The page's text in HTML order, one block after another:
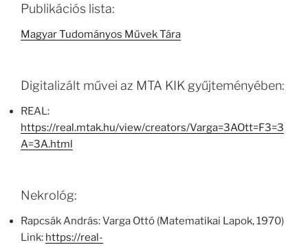
Publikációs lista:
Magyar Tudományos Művek Tára
Digitalizált művei az MTA KIK gyűjteményében:
REAL:
https://real.mtak.hu/view/creators/Varga=3AOtt=F3=3
A=3A.html
Nekrológ:
Rapcsák András: Varga Ottó (Matematikai Lapok, 1970)
Link: https://real-